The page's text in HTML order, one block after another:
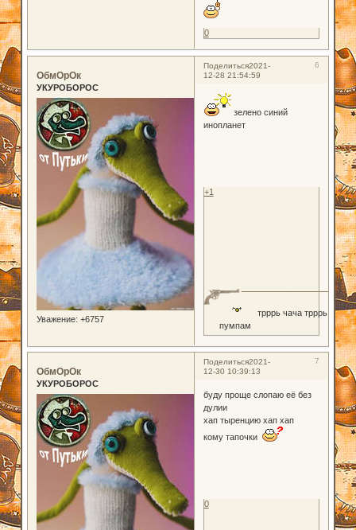
0
Поделиться 6
2021-
12-28 21:54:59
ОбмОрОк
УКУРОБОРОС
Уважение: +6757
зелено синий
инопланет
трррь чача трррь
пумпам
+1
Поделиться 7
2021-
12-30 10:39:13
ОбмОрОк
УКУРОБОРОС
буду проще слопаю её без
дулии
хап тыренцию хап хап
кому тапочки
0